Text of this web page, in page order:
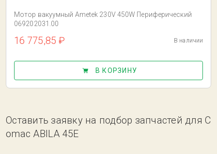
Мотор вакуумный Ametek 230V 450W Периферический
069202031.00
16 775,85 ₽ В наличии
В КОРЗИНУ
Оставить заявку на подбор запчастей для C
omac ABILA 45E